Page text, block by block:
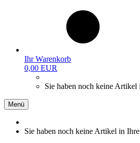
Ihr Warenkorb
0,00 EUR
Sie haben noch keine
Menü
Sie haben noch keine Artikel in